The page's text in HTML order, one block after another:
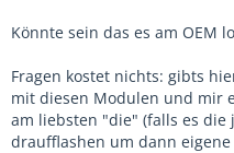
Könnte sein das es am OEM
Fragen kostet nichts: gibts
mit diesen Modulen und mir
am liebsten "die" (falls es die
draufflashen um dann